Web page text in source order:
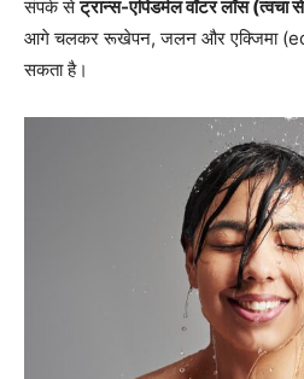
संपर्क सेट्रान्स-एपिडर्मल वॉटर लॉस (त्वचा
आगे चलकर रूखेपन, जलन और एक्जिमा
सकता है।